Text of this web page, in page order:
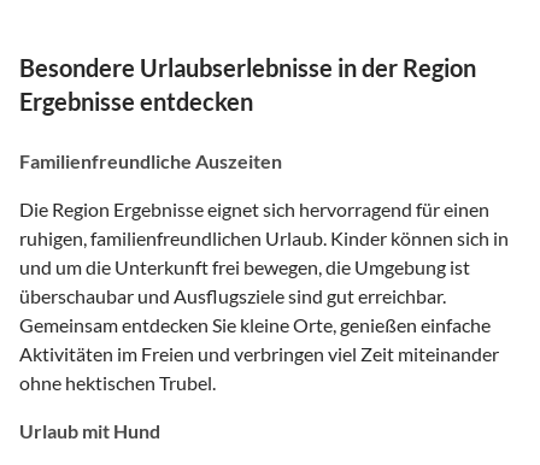
Besondere Urlaubserlebnisse in der Region
Ergebnisse entdecken
Familienfreundliche Auszeiten
Die Region Ergebnisse eignet sich hervorragend für einen
ruhigen, familienfreundlichen Urlaub. Kinder können sich in
und um die Unterkunft frei bewegen, die Umgebung ist
überschaubar und Ausflugsziele sind gut erreichbar.
Gemeinsam entdecken Sie kleine Orte, genießen einfache
Aktivitäten im Freien und verbringen viel Zeit miteinander
ohne hektischen Trubel.
Urlaub mit Hund